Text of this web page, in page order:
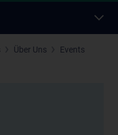
Über Uns
Events